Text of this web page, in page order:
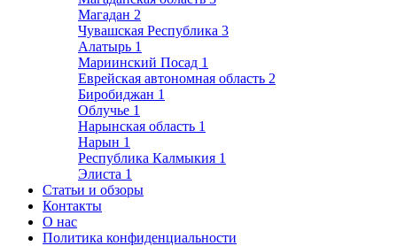
Магадан 2
Чувашская Республика 3
Алатырь 1
Мариинский Посад 1
Еврейская автономная область 2
Биробиджан 1
Облучье 1
Нарынская область 1
Нарын 1
Республика Калмыкия 1
Элиста 1
Статьи и обзоры
Контакты
О нас
Политика конфиденциальности